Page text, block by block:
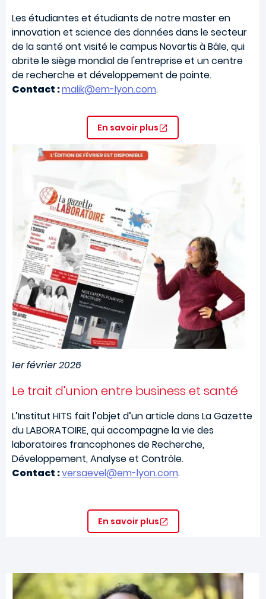
Les étudiantes et étudiants de notre master en
innovation et science des données dans le secteur
de la santé ont visité le campus Novartis à Bâle, qui
abrite le siège mondial de l'entreprise et un centre
de recherche et développement de pointe.
Contact :malik@em-lyon.com.
En savoir plus
Image
1er février 2026
Le trait d’union entre business et santé
L’Institut HITS fait l’objet d’un article dans La Gazette
du LABORATOIRE, qui accompagne la vie des
laboratoires francophones de Recherche,
Développement, Analyse et Contrôle.
Contact :versaevel@em-lyon.com.
En savoir plus
Image